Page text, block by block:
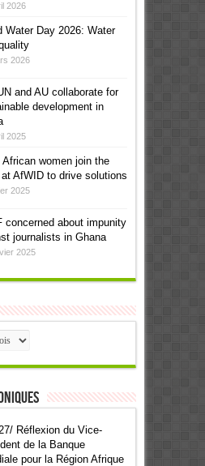
2026
Water Day 2026: Water
2026
and AU collaborate for
development in
2025
African women join the
at AfWID to drive solutions
2025
concerned about impunity
journalists in Ghana
2025
Réflexion du Vice-
de la Banque
pour la Région Afrique